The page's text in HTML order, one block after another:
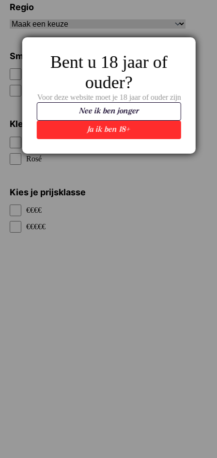
Regio
Smaak / Type
Kleur
Rosé
Kies je prijsklasse
€€€€
€€€€€
Bent u 18 jaar of
ouder?
Voor deze website moet je 18 jaar of ouder zijn
Ja ik ben 18+
Nee ik ben jonger